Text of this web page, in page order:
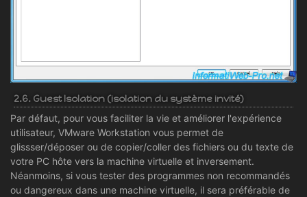
2.6. Guest Isolation (isolation du système invité)
Par défaut, pour vous faciliter la vie et améliorer l'expérience
utilisateur, VMware Workstation vous permet de
glissser/déposer ou de copier/coller des fichiers ou du texte de
votre PC hôte vers la machine virtuelle et inversement.
Néanmoins, si vous tester des programmes non recommandés
ou dangereux dans une machine virtuelle, il sera préférable de